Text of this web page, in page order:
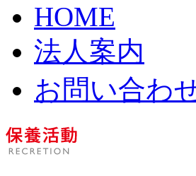
HOME
法人案内
お問い合わ